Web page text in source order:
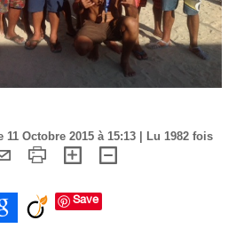
Octobre 2015 à 15:13 | Lu 1982 fois
Save